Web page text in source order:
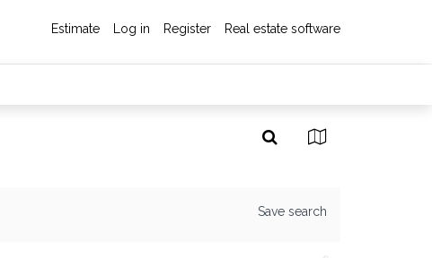
Estimate Log in Register Real estate software
Save search